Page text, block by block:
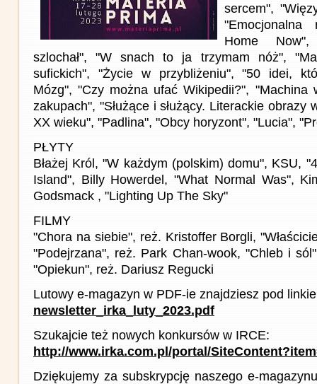
sercem",
"Emocjonalna
Home
szlochał", "W snach to ja trzymam nóż",
sufickich", "Życie w przybliżeniu", "50 idei,
Mózg", "Czy można ufać Wikipedii?", "Machina
zakupach", "Służące i służący. Literackie obrazy
XX wieku", "Padlina", "Obcy horyzont", "Lucia",
PŁYTY
Błażej Król, "W każdym (polskim) domu", KSU,
Island", Billy Howerdel, "What Normal Was",
Godsmack , "Lighting Up The Sky"
FILMY
"Chora na siebie", reż. Kristoffer Borgli,
"Podejrzana", reż. Park Chan-wook, "Chleb i
"Opiekun", reż. Dariusz Regucki
Lutowy e-magazyn w PDF-ie znajdziesz pod
newsletter_irka_luty_2023.pdf
Szukajcie też nowych konkursów w IRCE:
http://www.irka.com.pl/portal/
Dziękujemy za subskrypcję naszego e-